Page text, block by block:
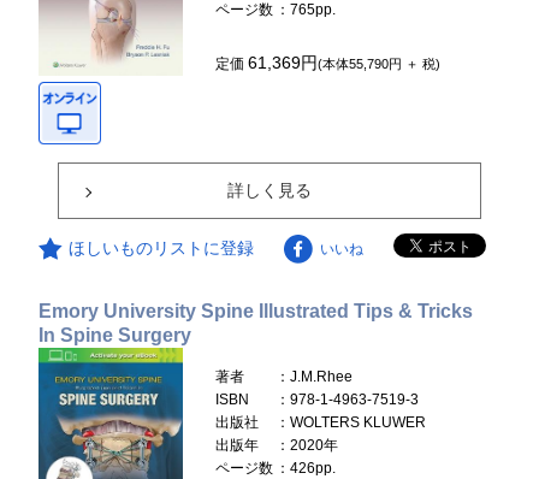
ページ数 ：765pp.
定価61,369円(本体55,790円 ＋ 税)
詳しく見る
ほしいものリストに登録 いいね
Emory University Spine Illustrated Tips & Tricks
In Spine Surgery
著者
：J.M.Rhee
ISBN
：978-1-4963-7519-3
出版社
：WOLTERS KLUWER
出版年
：2020年
ページ数 ：426pp.